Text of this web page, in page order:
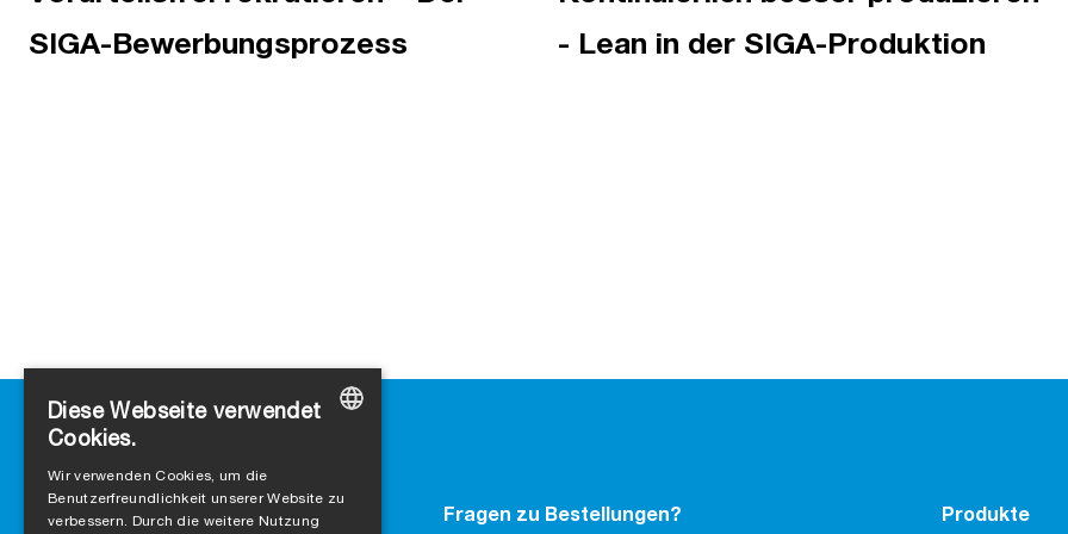
SIGA-Bewerbungsprozess
- Lean in der SIGA-Produktion
Kontakt Fragen zu Bestellungen? Produkte
ENGLISH
Diese Webseite verwendet
Cookies.
Wir verwenden Cookies, um die
Benutzerfreundlichkeit unserer Website zu
verbessern. Durch die weitere Nutzung